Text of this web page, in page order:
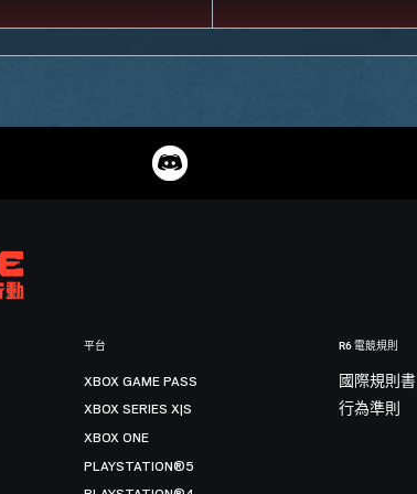
平台
XBOX GAME PASS
XBOX SERIES X|S
XBOX ONE
PLAYSTATION®5
R6 電競規則
國際規則書
行為準則